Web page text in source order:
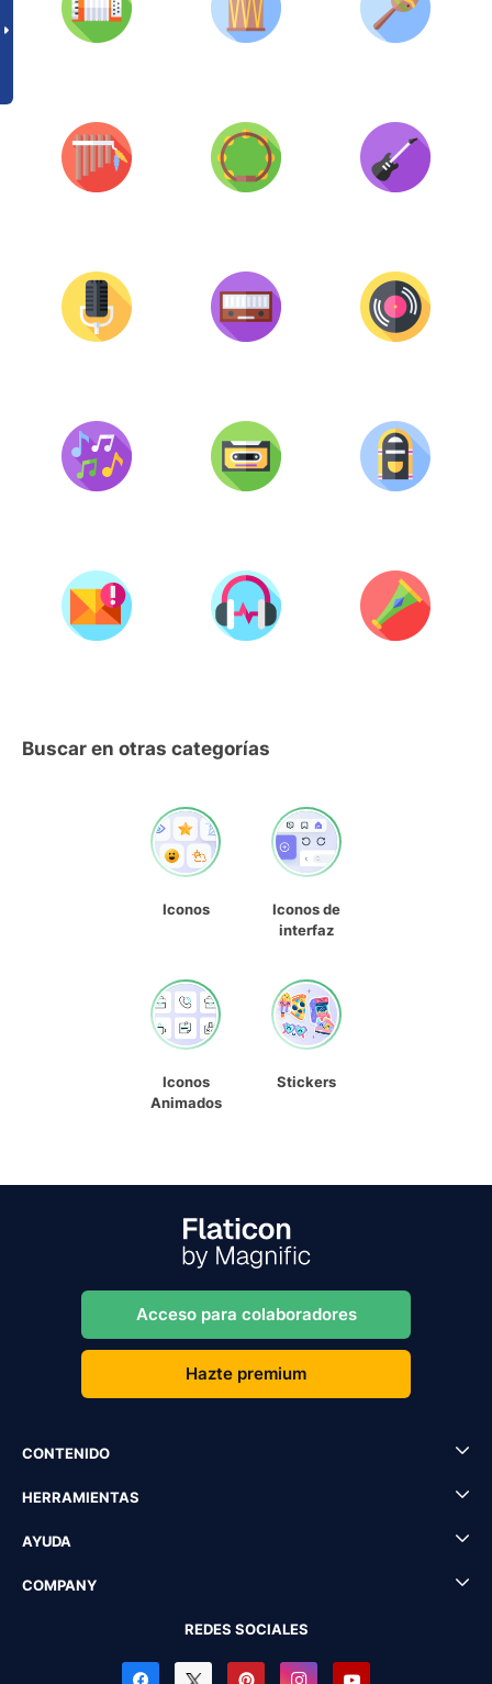
Buscar en otras categorías
Iconos
Iconos de
interfaz
Iconos
Animados
Stickers
Acceso para colaboradores
Hazte premium
CONTENIDO
HERRAMIENTAS
AYUDA
COMPANY
REDES SOCIALES